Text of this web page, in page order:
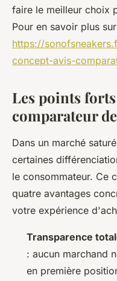
faire le meilleur choix
Pour en savoir plus
https://
concept-avis-
Les points
comparateur
Dans un marché
certaines
le consommateur. Ce
quatre avantages
votre expérience
Transparence
: aucun marchand
en première